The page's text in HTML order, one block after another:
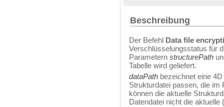
Beschreibung
Der Befehl Data file
Verschlüsselungsstatus für
Parametern structurePath
Tabelle wird geliefert.
dataPath bezeichnet eine
Strukturdatei passen, die im
können die aktuelle
Datendatei nicht die aktuelle